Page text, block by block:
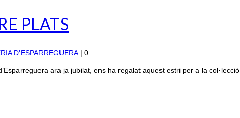
PLATS
D'ESPARREGUERA | 0
ara ja jubilat, ens ha regalat aquest estri per a la